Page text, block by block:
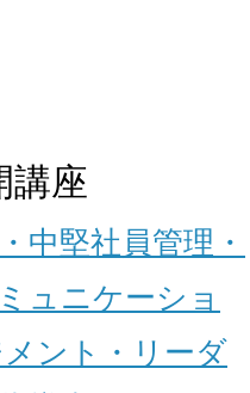
講座
中堅社員管理・
ュニケーショ
ント・リーダ